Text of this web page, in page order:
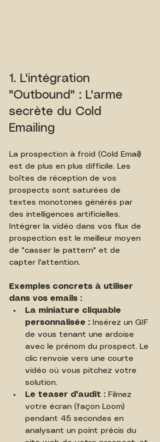
1. L'intégration
"Outbound" : L'arme
secrète du Cold
Emailing
La prospection à froid (Cold Email)
est de plus en plus difficile. Les
boîtes de réception de vos
prospects sont saturées de
textes monotones générés par
des intelligences artificielles.
Intégrer la vidéo dans vos flux de
prospection est le meilleur moyen
de "casser le pattern" et de
capter l'attention.
Exemples concrets à utiliser
dans vos emails :
La miniature cliquable
personnalisée : Insérez un GIF
de vous tenant une ardoise
avec le prénom du prospect. Le
clic renvoie vers une courte
vidéo où vous pitchez votre
solution.
Le teaser d'audit : Filmez
votre écran (façon Loom)
pendant 45 secondes en
analysant un point précis du